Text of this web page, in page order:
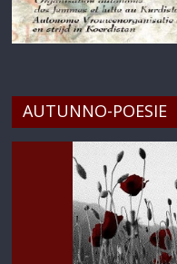
AUTUNNO-POESIE